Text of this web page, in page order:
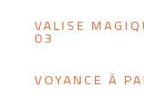
VALISE
03
VOYANCE À